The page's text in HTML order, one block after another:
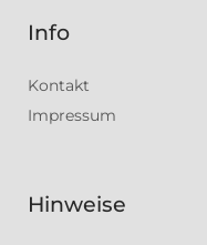
Info
Kontakt
Impressum
Hinweise